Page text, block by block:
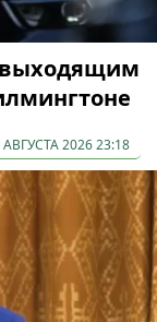
выходящим
АВГУСТА 2026 23:18